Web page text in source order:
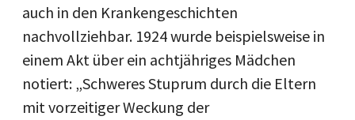
auch in den Krankengeschichten
nachvollziehbar. 1924 wurde beispielsweise in
einem Akt über ein achtjähriges Mädchen
notiert: „Schweres Stuprum durch die Eltern
mit vorzeitiger Weckung der